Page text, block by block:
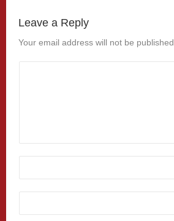
Leave a Reply
Your email address will not be published.